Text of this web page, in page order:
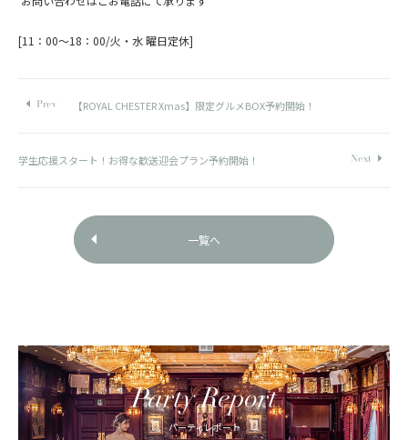
[11：00～18：00/火・水 曜日定休]
【ROYAL CHESTER Xmas】限定グルメBOX予約開始！
学生応援スタート！お得な歓送迎会プラン予約開始！
一覧へ
Party Report
パーティレポート